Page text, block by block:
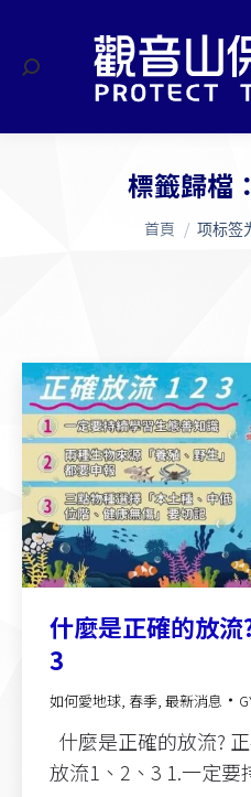
搜
標籤歸檔：
您在這裡：
首頁 项标签
什麼是正確的放流
3
如何愛地球 春季 最新消息
什麼是正確的放流?
放流1、2、3 1.一定